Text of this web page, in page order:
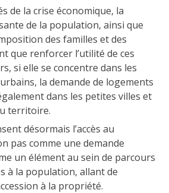
de la crise économique, la
de la population, ainsi que
des familles et des
que renforcer l’utilité de ces
si elle se concentre dans les
la demande de logements
dans les petites villes et
territoire.
désormais l’accès au
pas comme une demande
un élément au sein de parcours
à la population, allant de
à la propriété.